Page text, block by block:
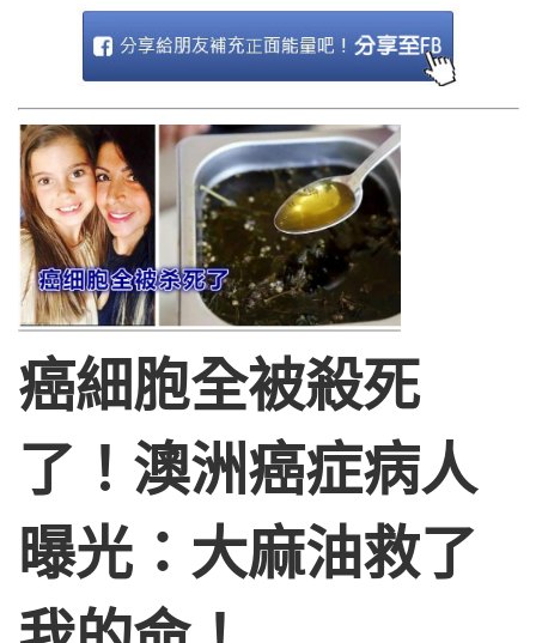
癌細胞全被殺死
了！澳洲癌症病人
曝光：大麻油救了